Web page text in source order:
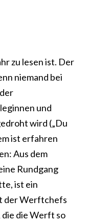
zu lesen ist. Der
niemand bei
und
wird („Du
ist erfahren
Aus dem
Rundgang
ist ein
der Werftchefs
die Werft so